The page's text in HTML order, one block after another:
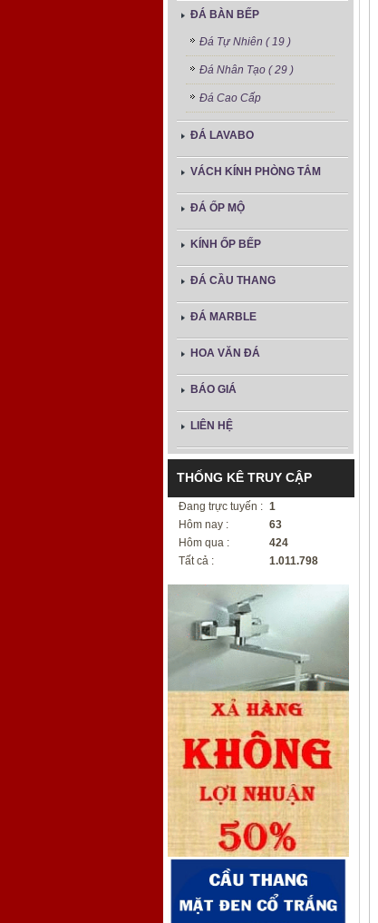
ĐÁ BÀN BẾP
Đá Tự Nhiên ( 19 )
Đá Nhân Tạo ( 29 )
Đá Cao Cấp
ĐÁ LAVABO
VÁCH KÍNH PHÒNG TẮM
ĐÁ ỐP MỘ
KÍNH ỐP BẾP
ĐÁ CẦU THANG
ĐÁ MARBLE
HOA VĂN ĐÁ
BÁO GIÁ
LIÊN HỆ
THỐNG KÊ TRUY CẬP
Đang trực tuyến : 1
Hôm nay :
63
Hôm qua :
424
Tất cả :
1.011.798